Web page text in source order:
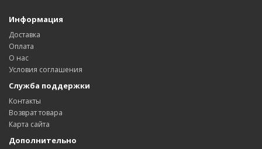
Информация
Доставка
Оплата
О нас
Условия соглашения
Служба поддержки
Контакты
Возврат товара
Карта сайта
Дополнительно